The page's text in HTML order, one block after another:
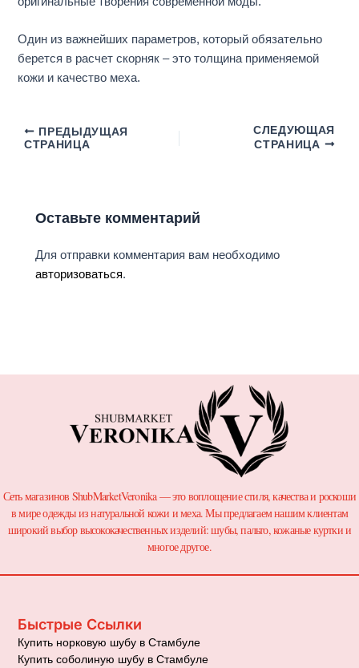
Один из важнейших параметров, который обязательно
берется в расчет скорняк – это толщина применяемой
кожи и качество меха.
ПРЕДЫДУЩАЯ
СТРАНИЦА
СЛЕДУЮЩАЯ
СТРАНИЦА
Оставьте комментарий
Для отправки комментария вам необходимо
авторизоваться.
Сеть магазинов ShubMarketVeronika — это воплощение стиля, качества и роскоши
в мире одежды из натуральной кожи и меха. Мы предлагаем нашим клиентам
широкий выбор высококачественных изделий: шубы, пальто, кожаные куртки и
многое другое.
Быстрые Ссылки
Купить норковую шубу в Стамбуле
Купить соболиную шубу в Стамбуле